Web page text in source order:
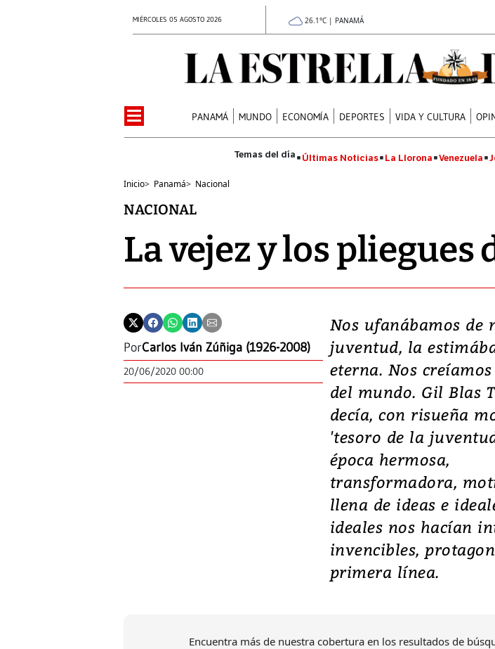
MIÉRCOLES 05 AGOSTO 2026 26.1°C | PANAMÁ
PANAMÁ MUNDO ECONOMÍA DEPORTES VIDA Y CULTURA
Últimas Noticias La Llorona Venezuela
Inicio> Panamá> Nacional
NACIONAL
La vejez y los pliegues
PorCarlos Iván Zúñiga (1926-2008)
20/06/2020 00:00
Nos ufanábamos de
juventud, la
eterna. Nos
del mundo. Gil Blas
decía, con risueña
'tesoro de la
época hermosa,
transformadora,
llena de ideas e
ideales nos hacían
invencibles,
primera línea.
Encuentra más de nuestra cobertura en los resultados de
Video,
deja heridos
daños en
Un fuerte
7,1 se registró este
julio en la
al sur de Japón,